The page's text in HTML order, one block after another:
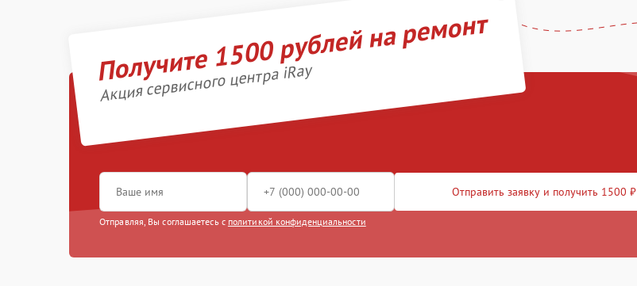
Получите 1500 рублей на ремонт
Акция сервисного центра iRay
Отправить заявку и получить 1500 ₽
Отправляя, Вы соглашаетесь с политикой конфиденциальности